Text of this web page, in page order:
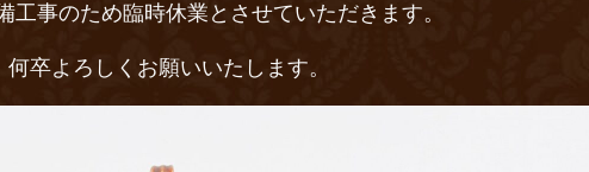
工事のため臨時休業とさせていただきます。
卒よろしくお願いいたします。